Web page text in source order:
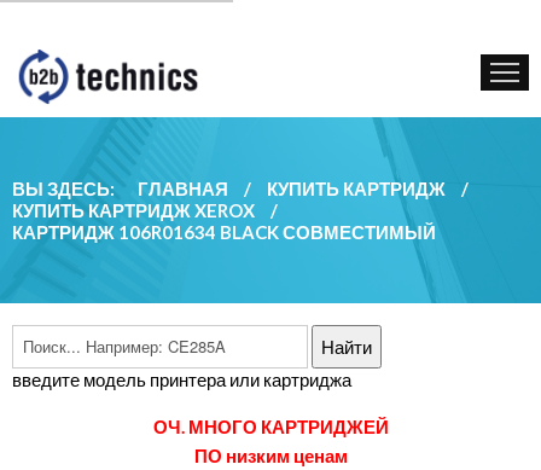
КУПИТЬ КАРТРИДЖ
ГОС. УЧРЕЖДЕНИЯМ
КОНТАКТЫ
ВЫ ЗДЕСЬ: ГЛАВНАЯ / КУПИТЬ КАРТРИДЖ
/
КУПИТЬ КАРТРИДЖ XEROX
/
КАРТРИДЖ 106R01634 BLACK СОВМЕСТИМЫЙ
введите модель принтера или картриджа
ОЧ. МНОГО КАРТРИДЖЕЙ
ПО низким ценам